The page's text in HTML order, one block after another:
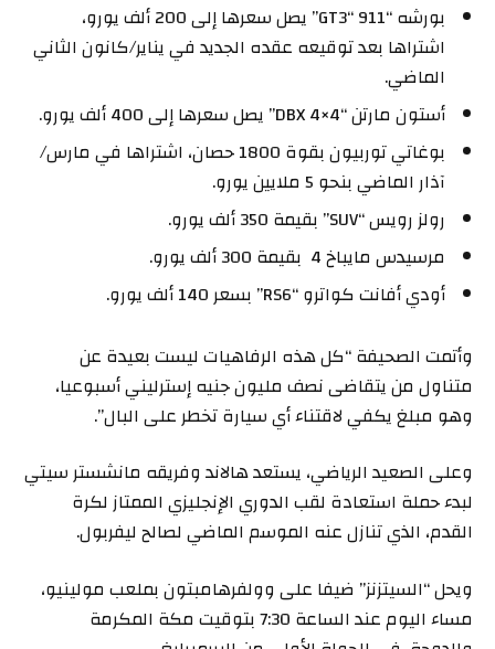
بورشه “911 “GT3” يصل سعرها إلى 200 ألف يورو،
اشتراها بعد توقيعه عقده الجديد في يناير/كانون الثاني
الماضي.
أستون مارتن “DBX 4×4” يصل سعرها إلى 400 ألف يورو.
بوغاتي توربيون بقوة 1800 حصان، اشتراها في مارس/
آذار الماضي بنحو 5 ملايين يورو.
رولز رويس “SUV” بقيمة 350 ألف يورو.
مرسيدس مايباخ 4 بقيمة 300 ألف يورو.
أودي أفانت كواترو “RS6” بسعر 140 ألف يورو.
وأتمت الصحيفة “كل هذه الرفاهيات ليست بعيدة عن
متناول من يتقاضى نصف مليون جنيه إسترليني أسبوعيا،
وهو مبلغ يكفي لاقتناء أي سيارة تخطر على البال”.
وعلى الصعيد الرياضي، يستعد هالاند وفريقه مانشستر سيتي
لبدء حملة استعادة لقب الدوري الإنجليزي الممتاز لكرة
القدم، الذي تنازل عنه الموسم الماضي لصالح ليفربول.
ويحل “السيتزنز” ضيفا على وولفرهامبتون بملعب مولينيو،
مساء اليوم عند الساعة 7:30 بتوقيت مكة المكرمة